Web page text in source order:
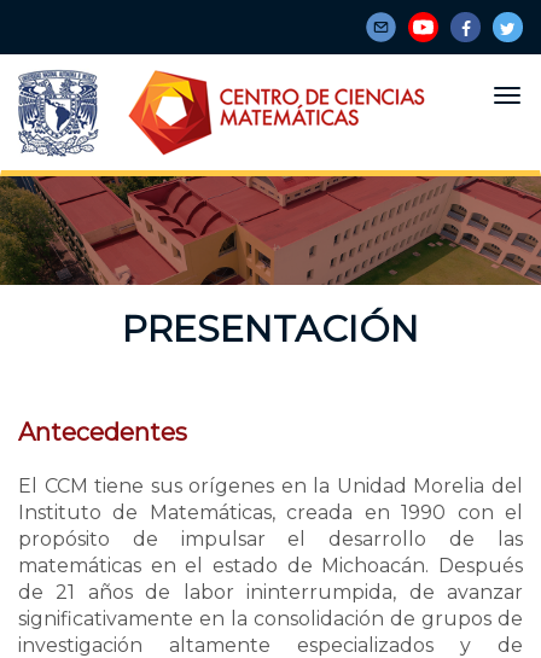
contenido
principal
PRESENTACIÓN
Antecedentes
El CCM tiene sus orígenes en la Unidad Morelia del
Instituto de Matemáticas, creada en 1990 con el
propósito de impulsar el desarrollo de las
matemáticas en el estado de Michoacán. Después
de 21 años de labor ininterrumpida, de avanzar
significativamente en la consolidación de grupos de
investigación altamente especializados y de